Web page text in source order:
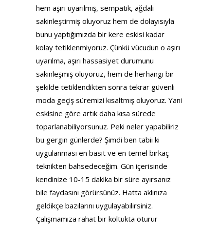
hem aşırı uyarılmış, sempatik, ağdalı
sakinleştirmiş oluyoruz hem de dolayısıyla
bunu yaptığımızda bir kere eskisi kadar
kolay tetiklenmiyoruz. Çünkü vücudun o aşırı
uyarılma, aşırı hassasiyet durumunu
sakinleşmiş oluyoruz, hem de herhangi bir
şekilde tetiklendikten sonra tekrar güvenli
moda geçiş süremizi kısaltmış oluyoruz. Yani
eskisine göre artık daha kısa sürede
toparlanabiliyorsunuz. Peki neler yapabiliriz
bu gergin günlerde? Şimdi ben tabii ki
uygulanması en basit ve en temel birkaç
teknikten bahsedeceğim. Gün içerisinde
kendinize 10-15 dakika bir süre ayırsanız
bile faydasını görürsünüz. Hatta aklınıza
geldikçe bazılarını uygulayabilirsiniz.
Çalışmamıza rahat bir koltukta oturur